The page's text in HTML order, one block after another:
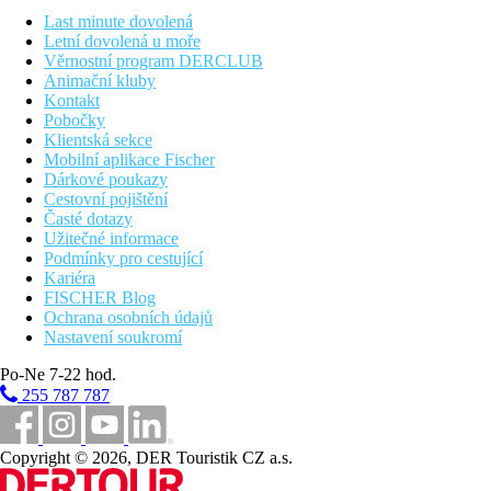
Vzdálenosti
5 km
Centrum města
21 km
Vzdálenost od nejbližšího letiště
Fotogalerie
Last minute dovolená
Letní dovolená u moře
Věrnostní program DERCLUB
Animační kluby
Kontakt
Pobočky
Klientská sekce
Mobilní aplikace Fischer
Dárkové poukazy
Cestovní pojištění
Časté dotazy
Užitečné informace
Podmínky pro cestující
Kariéra
FISCHER Blog
Ochrana osobních údajů
Nastavení soukromí
Po-Ne 7-22 hod.
255 787 787
Copyright © 2026, DER Touristik CZ a.s.